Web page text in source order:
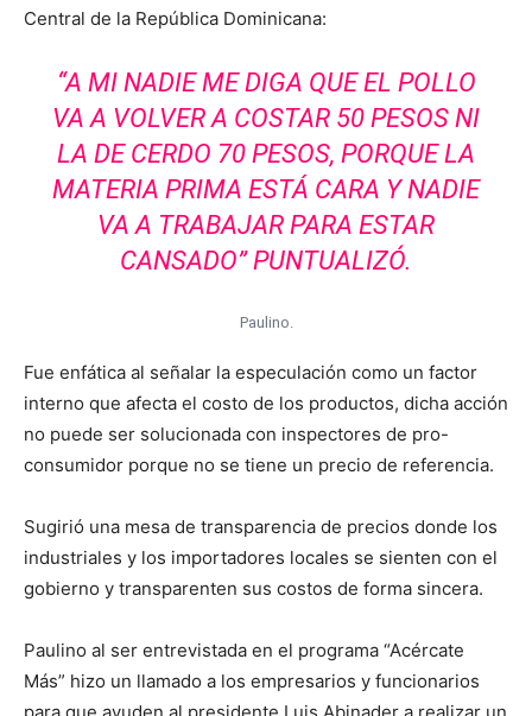
Central de la República Dominicana:
“A MI NADIE ME DIGA QUE EL POLLO
VA A VOLVER A COSTAR 50 PESOS NI
LA DE CERDO 70 PESOS, PORQUE LA
MATERIA PRIMA ESTÁ CARA Y NADIE
VA A TRABAJAR PARA ESTAR
CANSADO” PUNTUALIZÓ.
Paulino.
Fue enfática al señalar la especulación como un factor
interno que afecta el costo de los productos, dicha acción
no puede ser solucionada con inspectores de pro-
consumidor porque no se tiene un precio de referencia.
Sugirió una mesa de transparencia de precios donde los
industriales y los importadores locales se sienten con el
gobierno y transparenten sus costos de forma sincera.
Paulino al ser entrevistada en el programa “Acércate
Más” hizo un llamado a los empresarios y funcionarios